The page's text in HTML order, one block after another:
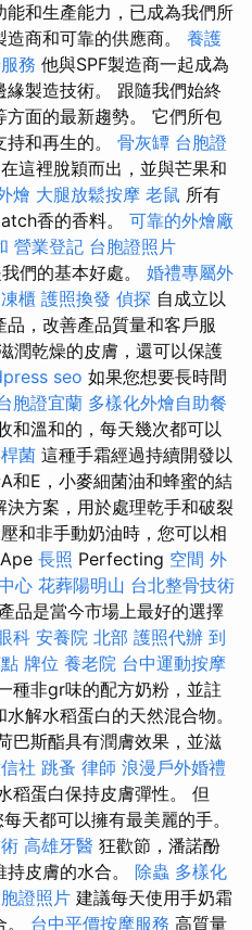
和生產能力，已成為我們所
商和可靠的供應商。 養護
務 他與SPF製造商一起成為
製造技術。 跟隨我們始終
面的最新趨勢。 它們所包
和再生的。 骨灰罈 台胞證
這裡脫穎而出，並與芒果和
燴 大腿放鬆按摩 老鼠 所有
香的香料。 可靠的外燴廠
營業登記 台胞證照片
們的基本好處。 婚禮專屬外
櫃 護照換發 偵探 自成立以
，改善產品質量和客戶服
潤乾燥的皮膚，還可以保護
seo 如果您想要長時間
胞證宜蘭 多樣化外燴自助餐
和溫和的，每天幾次都可以
菌 這種手霜經過持續開發以
和E，小麥細菌油和蜂蜜的結
方案，用於處理乾手和破裂
和非手動奶油時，您可以相
Ape 長照 Perfecting 空間 外
心 花葬陽明山 台北整骨技術
品是當今市場上最好的選擇
科 安養院 北部 護照代辦 到
牌位 養老院 台中運動按摩
種非gr味的配方奶粉，並註
解水稻蛋白的天然混合物。
巴斯酯具有潤膚效果，並滋
社 跳蚤 律師 浪漫戶外婚禮
稻蛋白保持皮膚彈性。 但
天都可以擁有最美麗的手。
高雄牙醫 狂歡節，潘諾酚
皮膚的水合。 除蟲 多樣化
證照片 建議每天使用手奶霜
台中平價按摩服務 高質量